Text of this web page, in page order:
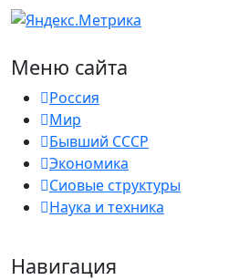
Меню сайта
Россия
Мир
Бывший СССР
Экономика
Сиовые структуры
Наука и техника
Навигация